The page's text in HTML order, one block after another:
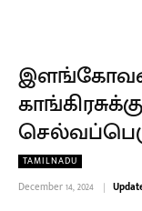
TAMILNADU
December 14, 2024